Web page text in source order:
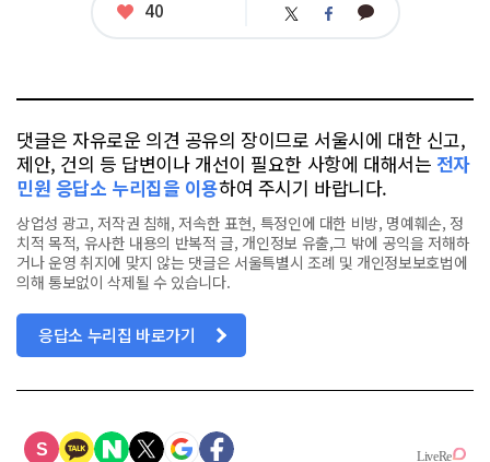
좋
40 트 페 카
댓글은 자유로운 의견 공유의 장이므로 서울시에 대한 신고,
제안, 건의 등 답변이나 개선이 필요한 사항에 대해서는 전자
민원 응답소 누리집을 이용하여 주시기 바랍니다.
상업성 광고, 저작권 침해, 저속한 표현, 특정인에 대한 비방, 명예훼손, 정
치적 목적, 유사한 내용의 반복적 글, 개인정보 유출,그 밖에 공익을 저해하
거나 운영 취지에 맞지 않는 댓글은 서울특별시 조례 및 개인정보보호법에
의해 통보없이 삭제될 수 있습니다.
응답소 누리집 바로가기